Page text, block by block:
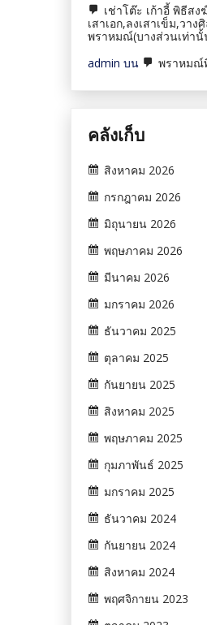
เช่าโต๊ะ เก้าอี้ พิธีสง
เสาเอก,ลงเสาเข็ม,วาง
พราหมณ์(บางส่วนเท่านั้
admin บน พราหม
คลังเก็บ
สิงหาคม 2026
กรกฎาคม 2026
มิถุนายน 2026
พฤษภาคม 2026
มีนาคม 2026
มกราคม 2026
ธันวาคม 2025
ตุลาคม 2025
กันยายน 2025
สิงหาคม 2025
พฤษภาคม 2025
กุมภาพันธ์ 2025
มกราคม 2025
ธันวาคม 2024
กันยายน 2024
สิงหาคม 2024
พฤศจิกายน 2023